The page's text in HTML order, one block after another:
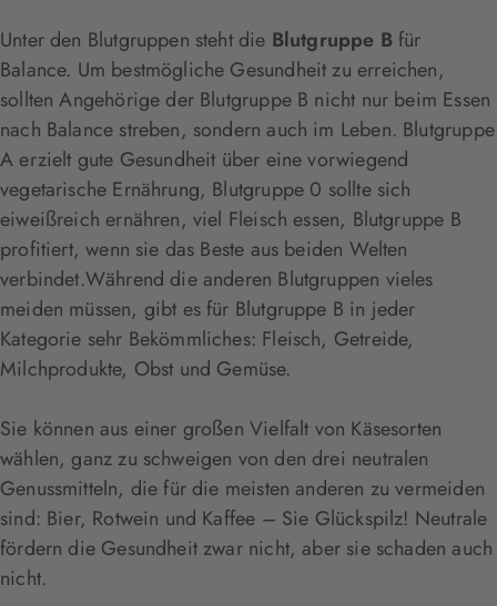
Unter den Blutgruppen steht die Blutgruppe Bfür
Balance. Um bestmögliche Gesundheit zu erreichen,
sollten Angehörige der Blutgruppe B nicht nur beim Essen
nach Balance streben, sondern auch im Leben. Blutgruppe
A erzielt gute Gesundheit über eine vorwiegend
vegetarische Ernährung, Blutgruppe 0 sollte sich
eiweißreich ernähren, viel Fleisch essen, Blutgruppe B
profitiert, wenn sie das Beste aus beiden Welten
verbindet.Während die anderen Blutgruppen vieles
meiden müssen, gibt es für Blutgruppe B in jeder
Kategorie sehr Bekömmliches: Fleisch, Getreide,
Milchprodukte, Obst und Gemüse.
Sie können aus einer großen Vielfalt von Käsesorten
wählen, ganz zu schweigen von den drei neutralen
Genussmitteln, die für die meisten anderen zu vermeiden
sind: Bier, Rotwein und Kaffee – Sie Glückspilz! Neutrale
fördern die Gesundheit zwar nicht, aber sie schaden auch
nicht.